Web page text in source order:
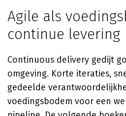
Agile als
continue levering
Continuous delivery gedijt
omgeving. Korte iteraties,
gedeelde
voedingsbodem voor een